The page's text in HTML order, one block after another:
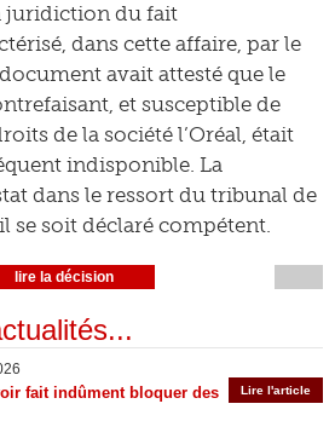
juridiction du fait
dans cette affaire, par le
avait attesté que le
et susceptible de
de la société l’Oréal, était
indisponible. La
dans le ressort du tribunal de
se soit déclaré compétent.
lire la décision
Lire l'article
fait indûment bloquer des